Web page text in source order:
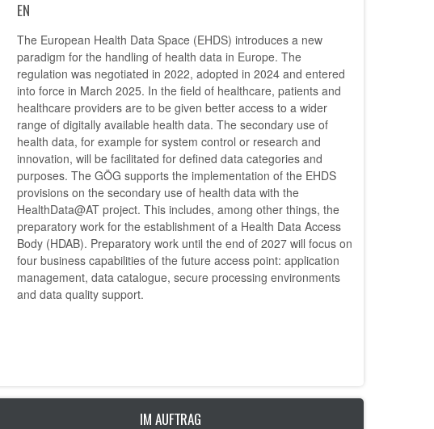
EN
The European Health Data Space (EHDS) introduces a new
paradigm for the handling of health data in Europe. The
regulation was negotiated in 2022, adopted in 2024 and entered
into force in March 2025. In the field of healthcare, patients and
healthcare providers are to be given better access to a wider
range of digitally available health data. The secondary use of
health data, for example for system control or research and
innovation, will be facilitated for defined data categories and
purposes. The GÖG supports the implementation of the EHDS
provisions on the secondary use of health data with the
HealthData@AT project. This includes, among other things, the
preparatory work for the establishment of a Health Data Access
Body (HDAB). Preparatory work until the end of 2027 will focus on
four business capabilities of the future access point: application
management, data catalogue, secure processing environments
and data quality support.
IM AUFTRAG